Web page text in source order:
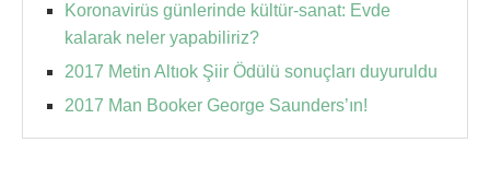
Koronavirüs günlerinde kültür-sanat: Evde
kalarak neler yapabiliriz?
2017 Metin Altıok Şiir Ödülü sonuçları duyuruldu
2017 Man Booker George Saunders’ın!